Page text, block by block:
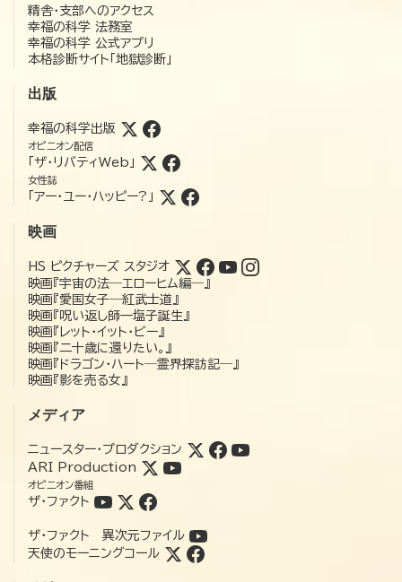
精舎・支部へのアクセス
幸福の科学 法務室
幸福の科学 公式アプリ
本格診断サイト「地獄診断」
出版
幸福の科学出版
オピニオン配信
「ザ・リバティWeb」
女性誌
「アー・ユー・ハッピー?」
映画
HS ピクチャーズ スタジオ
映画『宇宙の法―エローヒム編―』
映画『愛国女子―紅武士道』
映画『呪い返し師—塩子誕生』
映画『レット・イット・ビー』
映画『二十歳に還りたい。』
映画『ドラゴン・ハート―霊界探訪記―』
映画『影を売る女』
メディア
ニュースター・プロダクション
ARI Production
オピニオン番組
ザ・ファクト
ザ・ファクト 異次元ファイル
天使のモーニングコール